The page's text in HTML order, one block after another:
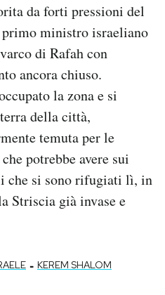
da forti pressioni del
primo ministro israeliano
di Rafah con
ancora chiuso.
la zona e si
della città,
temuta per le
potrebbe avere sui
si sono rifugiati lì, in
Striscia già invase e
- KEREM SHALOM